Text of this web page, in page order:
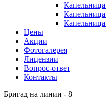
Капельница
Цены
Акции
Фотогалерея
Лицензии
Вопрос-ответ
Контакты
Бригад на линии - 8